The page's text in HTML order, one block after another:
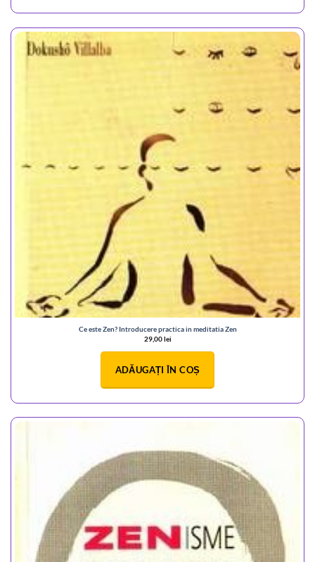
Ce este Zen? Introducere practica in meditatia Zen
29,00lei
ADĂUGAȚI ÎN COȘ